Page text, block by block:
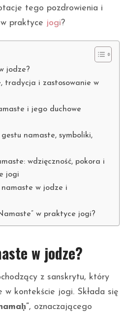
tego pozdrowienia i
praktyce jogi?
jodze?
tradycja i zastosowanie w
i jego duchowe
namaste, symboliki,
wdzięczność, pokora i
jogi
w jodze i
w praktyce jogi?
w jodze?
z sanskrytu, który
w kontekście jogi. Składa się
, oznaczającego